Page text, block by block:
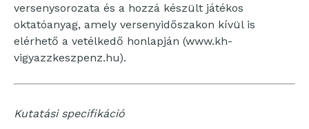
versenysorozata és a hozzá készült játékos
oktatóanyag, amely versenyidőszakon kívül is
elérhető a vetélkedő honlapján (www.kh-
vigyazzkeszpenz.hu).
Kutatási specifikáció